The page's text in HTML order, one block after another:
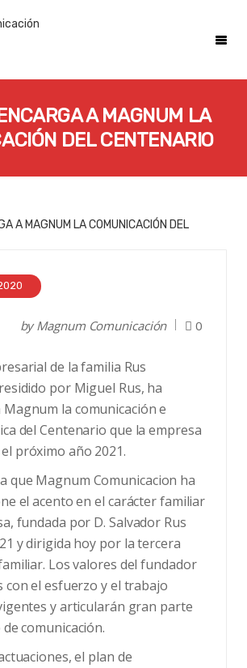
A MAGNUM LA
DEL CENTENARIO
byMagnum Comunicación 0
de la familia Rus
por Miguel Rus, ha
la comunicación e
del Centenario que la empresa
próximo año 2021.
que Magnum Comunicacion ha
el acento en el carácter familiar
fundada por D. Salvador Rus
y dirigida hoy por la tercera
Los valores del fundador
con el esfuerzo y el trabajo
y articularán gran parte
comunicación.
el plan de